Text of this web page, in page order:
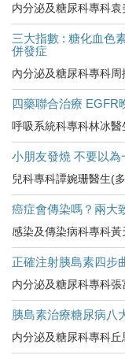
内分泌及糖尿科專科袁
三大指數 : 糖化血色
併發症
內分泌及糖尿科專科周
四藥聯合治療 EGFR
呼吸系統科專科林冰醫
小朋友發燒 不要以
兒科專科譚婉珊醫生(
癌症會傳染嗎？兩大
感染及傳染病科專科黃
正確注射胰島素四步
内分泌及糖尿科專科張
胰島素治療糖尿病八
内分泌及糖尿科專科丘